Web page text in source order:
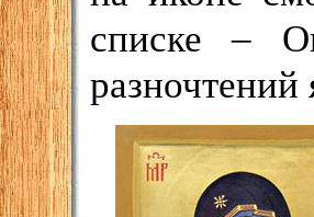
списке –
разночтений